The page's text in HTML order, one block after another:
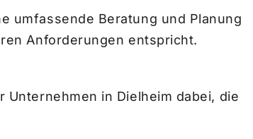
umfassende Beratung und Planung
Anforderungen entspricht.
in Dielheim dabei, die